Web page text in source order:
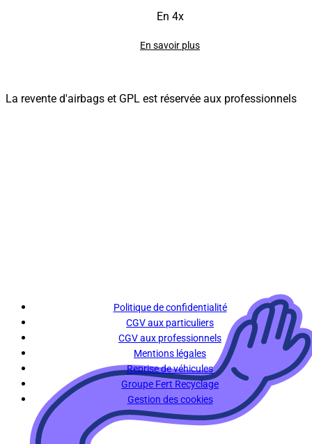
En 4x
En savoir plus
La revente d'airbags et GPL est réservée aux professionnels
Politique de confidentialité
CGV aux particuliers
CGV aux professionnels
Mentions légales
Reprise de véhicules
Groupe Fert Recyclage
Gestion des cookies